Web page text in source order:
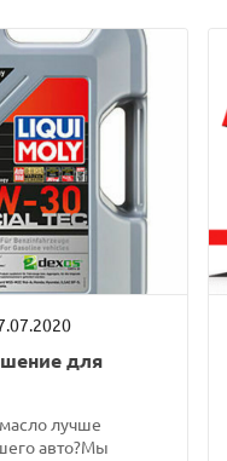
для
лучше
авто?Мы